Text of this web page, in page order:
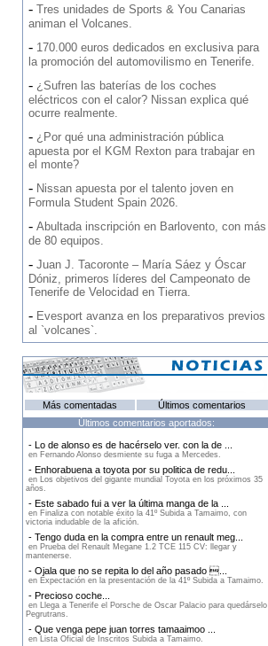
- Tres unidades de Sports & You Canarias
animan el Volcanes.
- 170.000 euros dedicados en exclusiva para
la promoción del automovilismo en Tenerife.
- ¿Sufren las baterías de los coches
eléctricos con el calor? Nissan explica qué
ocurre realmente.
- ¿Por qué una administración pública
apuesta por el KGM Rexton para trabajar en
el monte?
- Nissan apuesta por el talento joven en
Formula Student Spain 2026.
- Abultada inscripción en Barlovento, con más
de 80 equipos.
- Juan J. Tacoronte – María Sáez y Óscar
Dóniz, primeros líderes del Campeonato de
Tenerife de Velocidad en Tierra.
- Evesport avanza en los preparativos previos
al `volcanes`.
Más comentadas
Últimos comentarios
Últimos comentarios aportados:
- Lo de alonso es de hacérselo ver. con la de ...
en Fernando Alonso desmiente su fuga a Mercedes.
- Enhorabuena a toyota por su politica de redu...
en Los objetivos del gigante mundial Toyota en los próximos 35
años.
- Este sabado fui a ver la última manga de la ...
en Finaliza con notable éxito la 41º Subida a Tamaimo, con
victoria indudable de la afición.
- Tengo duda en la compra entre un renault meg...
en Prueba del Renault Megane 1.2 TCE 115 CV: llegar y
mantenerse.
- Ojala que no se repita lo del año pasado ...
en Expectación en la presentación de la 41º Subida a Tamaimo.
- Precioso coche...
en Llega a Tenerife el Porsche de Oscar Palacio para quedárselo
Pegrutrans.
- Que venga pepe juan torres tamaaimoo ...
en Lista Oficial de Inscritos Subida a Tamaimo.